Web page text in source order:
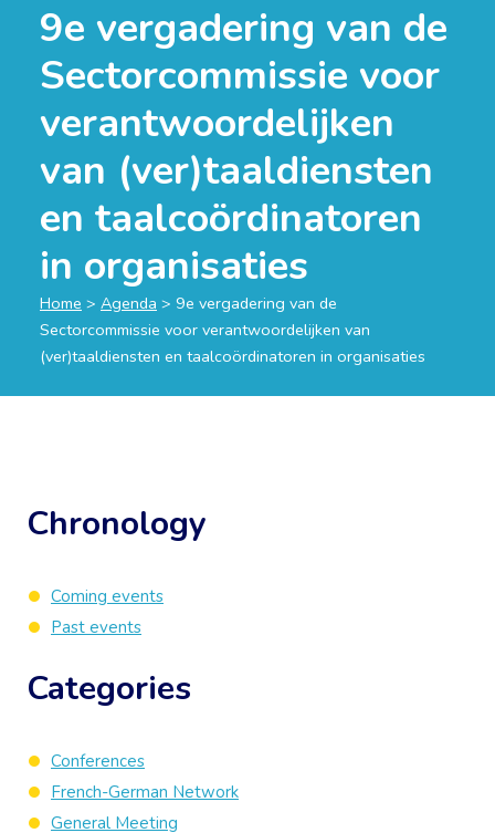
9e vergadering van de
Sectorcommissie voor
verantwoordelijken
van (ver)taaldiensten
en taalcoördinatoren
in organisaties
Home > Agenda > 9e vergadering van de
Sectorcommissie voor verantwoordelijken van
(ver)taaldiensten en taalcoördinatoren in organisaties
Chronology
Coming events
Past events
Categories
Conferences
French-German Network
General Meeting